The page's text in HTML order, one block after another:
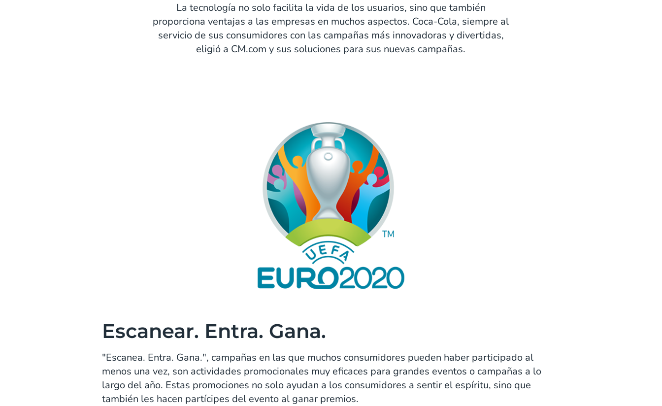
La tecnología no solo facilita la vida de los usuarios, sino que también
proporciona ventajas a las empresas en muchos aspectos. Coca-Cola, siempre al
servicio de sus consumidores con las campañas más innovadoras y divertidas,
eligió a CM.com y sus soluciones para sus nuevas campañas.
Escanear. Entra. Gana.
"Escanea. Entra. Gana.", campañas en las que muchos consumidores pueden haber participado al
menos una vez, son actividades promocionales muy eficaces para grandes eventos o campañas a lo
largo del año. Estas promociones no solo ayudan a los consumidores a sentir el espíritu, sino que
también les hacen partícipes del evento al ganar premios.